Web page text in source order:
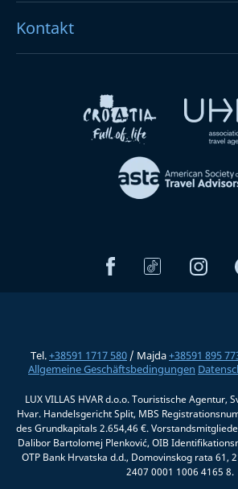
Kontakt
Tel.+38591 1717 580 / Majda+38591 895
Allgemeine Geschäftsbedingungen
LUX VILLAS HVAR d.o.o. Touristische Agentur,
Hvar. Handelsgericht Split, MBS
des Grundkapitals 2.654,46 €.
Dalibor Bartolomej Plenković, OIB
OTP Bank Hrvatska d.d., Domovinskog rata 61,
2407 0001 1006 4165 8.